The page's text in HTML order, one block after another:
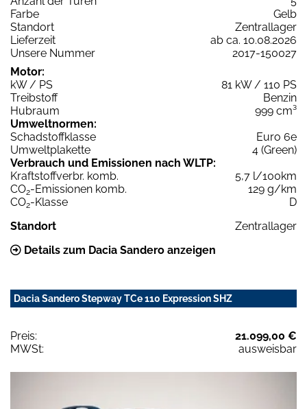
Farbe
Gelb
Standort
Zentrallager
Lieferzeit
ab ca. 10.08.2026
Unsere Nummer
2017-150027
Motor:
kW / PS
81 kW / 110 PS
Treibstoff
Benzin
Hubraum
999 cm³
Umweltnormen:
Schadstoffklasse
Euro 6e
Umweltplakette
4 (Green)
Verbrauch und Emissionen nach WLTP:
Kraftstoffverbr. komb.
5,7 l/100km
CO2-Emissionen komb.
129 g/km
CO2-Klasse
D
Standort
Zentrallager
Details zum Dacia Sandero anzeigen
Dacia Sandero Stepway TCe 110 Expression SHZ
Preis:
21.099,00 €
MWSt:
ausweisbar